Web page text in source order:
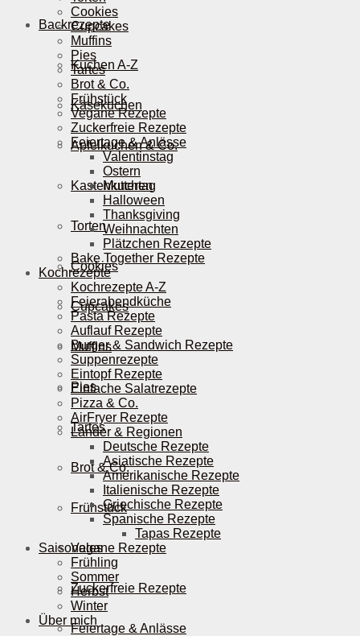
Backrezepte
Kuchen A-Z
Käsekuchen
Apfelkuchen & Co.
Kastenkuchen
Torten
Cookies
Cupcakes
Muffins
Pies
Tartes
Brot & Co.
Frühstück
Vegane Rezepte
Zuckerfreie Rezepte
Feiertage & Anlässe
Cookies
Cupcakes
Muffins
Pies
Tartes
Brot & Co.
Frühstück
Vegane Rezepte
Zuckerfreie Rezepte
Feiertage & Anlässe
Valentinstag
Ostern
Muttertag
Halloween
Thanksgiving
Weihnachten
Plätzchen Rezepte
Bake Together Rezepte
Kochrezepte
Kochrezepte A-Z
Feierabendküche
Pasta Rezepte
Auflauf Rezepte
Burger & Sandwich Rezepte
Suppenrezepte
Eintopf Rezepte
Einfache Salatrezepte
Pizza & Co.
AirFryer Rezepte
Länder & Regionen
Deutsche Rezepte
Asiatische Rezepte
Amerikanische Rezepte
Italienische Rezepte
Griechische Rezepte
Spanische Rezepte
Tapas Rezepte
Saisonales
Frühling
Sommer
Herbst
Winter
Über mich